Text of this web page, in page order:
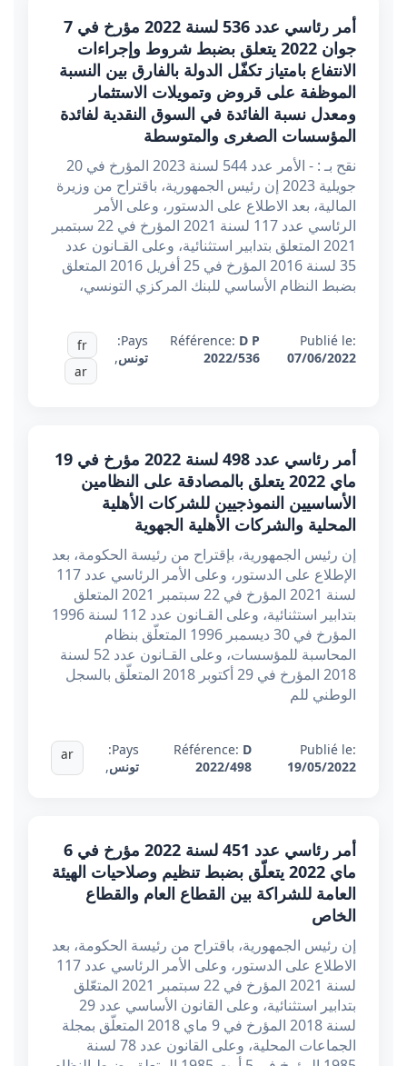
أمر رئاسي عدد 536 لسنة 2022 مؤرخ في 7
جوان 2022 يتعلق بضبط شروط وإجراءات
الانتفاع بامتياز تكفّل الدولة بالفارق بين النسبة
الموظفة على قروض وتمويلات الاستثمار
ومعدل نسبة الفائدة في السوق النقدية لفائدة
المؤسسات الصغرى والمتوسطة
نقح بـ : - الأمر عدد 544 لسنة 2023 المؤرخ في 20
جويلية 2023 إن رئيس الجمهورية، باقتراح من وزيرة
المالية، بعد الاطلاع على الدستور، وعلى الأمر
الرئاسي عدد 117 لسنة 2021 المؤرخ في 22 سبتمبر
2021 المتعلق بتدابير استثنائية، وعلى القـانون عدد
35 لسنة 2016 المؤرخ في 25 أفريل 2016 المتعلق
بضبط النظام الأساسي للبنك المركزي التونسي،
Publié le:
07/06/2022
Référence: D P
2022/536
Pays:
تونس,
fr
ar
أمر رئاسي عدد 498 لسنة 2022 مؤرخ في 19
ماي 2022 يتعلق بالمصادقة على النظامين
الأساسيين النموذجيين للشركات الأهلية
المحلية والشركات الأهلية الجهوية
إن رئيس الجمهورية، بإقتراح من رئيسة الحكومة، بعد
الإطلاع على الدستور، وعلى الأمر الرئاسي عدد 117
لسنة 2021 المؤرخ في 22 سبتمبر 2021 المتعلق
بتدابير استثنائية، وعلى القـانون عدد 112 لسنة 1996
المؤرخ في 30 ديسمبر 1996 المتعلّق بنظام
المحاسبة للمؤسسات، وعلى القـانون عدد 52 لسنة
2018 المؤرخ في 29 أكتوبر 2018 المتعلّق بالسجل
الوطني للم
Publié le:
19/05/2022
Référence: D
2022/498
Pays:
تونس,
ar
أمر رئاسي عدد 451 لسنة 2022 مؤرخ في 6
ماي 2022 يتعلّق بضبط تنظيم وصلاحيات الهيئة
العامة للشراكة بين القطاع العام والقطاع
الخاص
إن رئيس الجمهورية، باقتراح من رئيسة الحكومة، بعد
الاطلاع على الدستور، وعلى الأمر الرئاسي عدد 117
لسنة 2021 المؤرخ في 22 سبتمبر 2021 المتعّلق
بتدابير استثنائية، وعلى القانون الأساسي عدد 29
لسنة 2018 المؤرخ في 9 ماي 2018 المتعلّق بمجلة
الجماعات المحلية، وعلى القانون عدد 78 لسنة